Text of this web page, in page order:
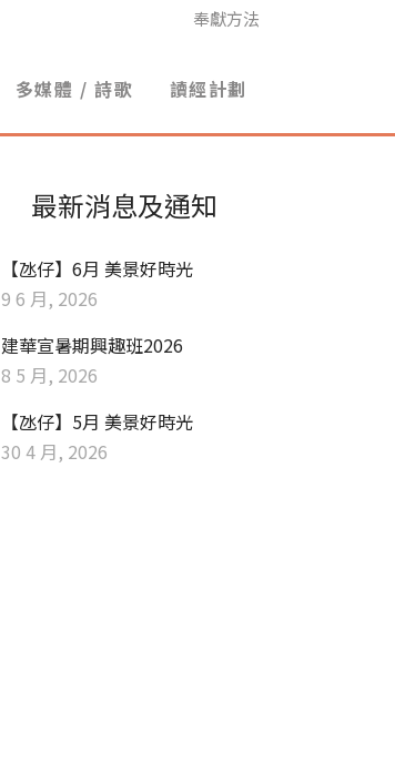
多媒體 / 詩歌 讀經計劃
奉獻方法
最新消息及通知
【氹仔】6月 美景好時光
9 6 月, 2026
建華宣暑期興趣班2026
8 5 月, 2026
【氹仔】5月 美景好時光
30 4 月, 2026